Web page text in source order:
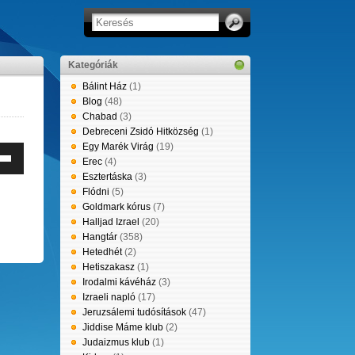
Kategóriák
Bálint Ház (1)
Blog (48)
Chabad (3)
Debreceni Zsidó Hitközség (1)
Egy Marék Virág (19)
Erec (4)
Esztertáska (3)
Flódni (5)
Goldmark kórus (7)
Halljad Izrael (20)
Hangtár (358)
Hetedhét(2)
Hetiszakasz (1)
Irodalmi kávéház (3)
Izraeli napló (17)
Jeruzsálemi tudósítások (47)
Jiddise Máme klub (2)
Judaizmus klub (1)